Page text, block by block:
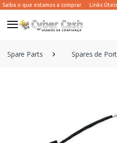
Spare Parts Spares de